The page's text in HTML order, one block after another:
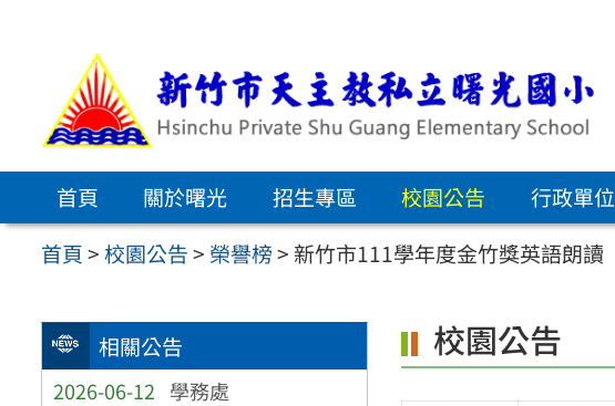
內
首頁 關於曙光 招生專區 校園公告 行政單位
首頁>校園公告> 榮譽榜> 新竹市111學年度金竹獎英語朗讀
相關公告
2026-06-12 學務處
校園公告